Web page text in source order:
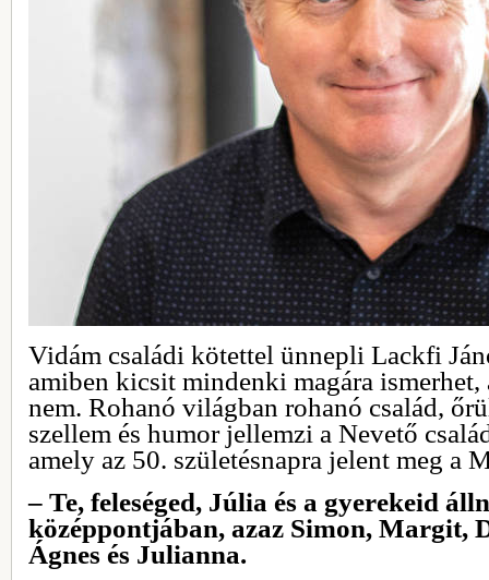
Vidám családi kötettel ünnepli Lackfi
amiben kicsit mindenki magára ismerhet,
nem. Rohanó világban rohanó család,
szellem és humor jellemzi a Nevető
amely az 50. születésnapra jelent meg a
– Te, feleséged, Júlia és a gyerekeid
középpontjában, azaz Simon, Margit,
Ágnes és Julianna.